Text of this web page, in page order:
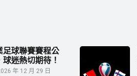
足球聯賽賽程公
球迷熱切期待！
年 12 月 29 日